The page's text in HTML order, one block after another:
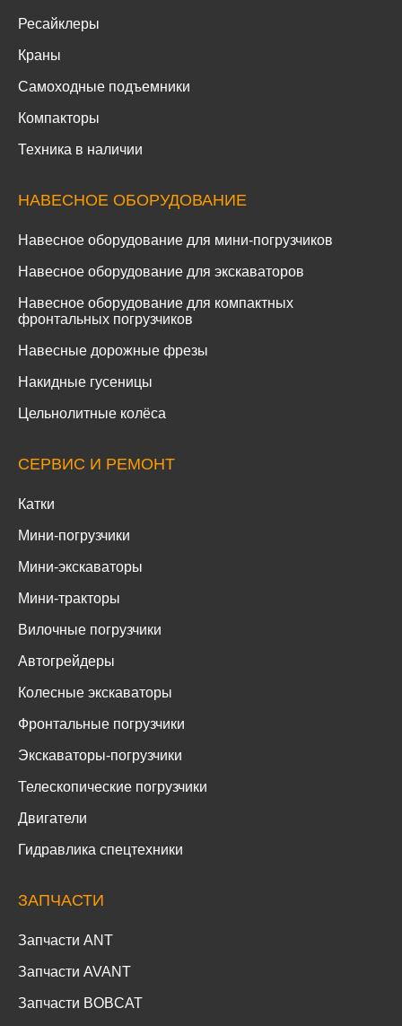
Ресайклеры
Краны
Самоходные подъемники
Компакторы
Техника в наличии
НАВЕСНОЕ ОБОРУДОВАНИЕ
Навесное оборудование для мини-погрузчиков
Навесное оборудование для экскаваторов
Навесное оборудование для компактных
фронтальных погрузчиков
Навесные дорожные фрезы
Накидные гусеницы
Цельнолитные колёса
СЕРВИС И РЕМОНТ
Катки
Мини-погрузчики
Мини-экскаваторы
Мини-тракторы
Вилочные погрузчики
Автогрейдеры
Колесные экскаваторы
Фронтальные погрузчики
Экскаваторы-погрузчики
Телескопические погрузчики
Двигатели
Гидравлика спецтехники
ЗАПЧАСТИ
Запчасти ANT
Запчасти AVANT
Запчасти BOBCAT